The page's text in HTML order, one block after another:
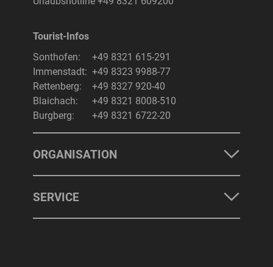
Suchbegriff
Suchen
Tourist-Infos
Sonthofen:
+49 8321 615-291
Immenstadt: +49 8323 9988-77
Rettenberg:
+49 8327 920-40
Blaichach:
+49 8321 8008-510
Burgberg:
+49 8321 6722-20
ORGANISATION
SERVICE